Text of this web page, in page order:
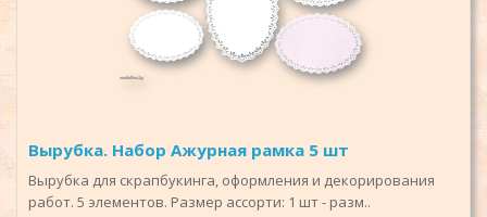
Вырубка. Набор Ажурная рамка 5 шт
Вырубка для скрапбукинга, оформления и декорирования
работ. 5 элементов. Размер ассорти: 1 шт - разм..